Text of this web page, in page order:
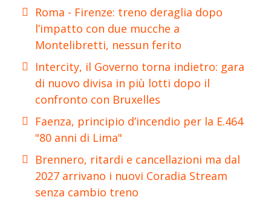
Roma - Firenze: treno deraglia dopo
l’impatto con due mucche a
Montelibretti, nessun ferito
Intercity, il Governo torna indietro: gara
di nuovo divisa in più lotti dopo il
confronto con Bruxelles
Faenza, principio d’incendio per la E.464
"80 anni di Lima"
Brennero, ritardi e cancellazioni ma dal
2027 arrivano i nuovi Coradia Stream
senza cambio treno